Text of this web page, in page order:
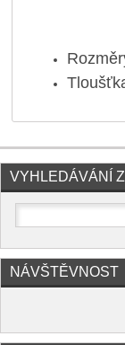
VYHLEDÁVÁNÍ
NÁVŠTĚVNOST